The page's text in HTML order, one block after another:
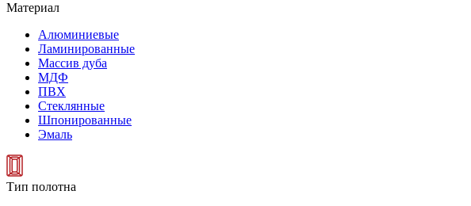
Материал
Алюминиевые
Ламинированные
Массив дуба
МДФ
ПВХ
Стеклянные
Шпонированные
Эмаль
Тип полотна